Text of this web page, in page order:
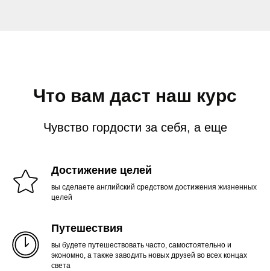
Что вам даст наш курс
Чувство гордости за себя, а еще
Достижение целей
вы сделаете английский средством достижения жизненных
целей
Путешествия
вы будете путешествовать часто, самостоятельно и
экономно, а также заводить новых друзей во всех концах
света